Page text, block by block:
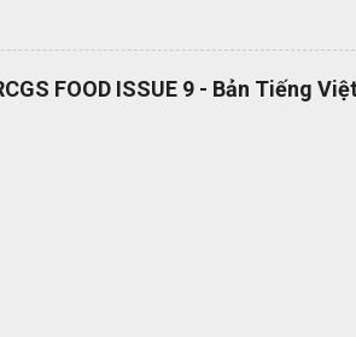
FOOD ISSUE 9 - Bản Tiếng